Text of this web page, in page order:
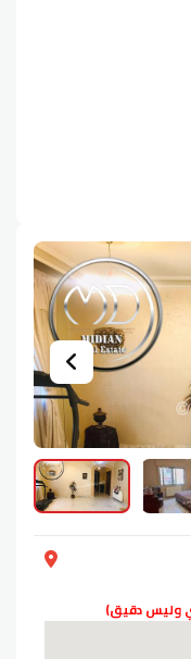
وليس دقيق)